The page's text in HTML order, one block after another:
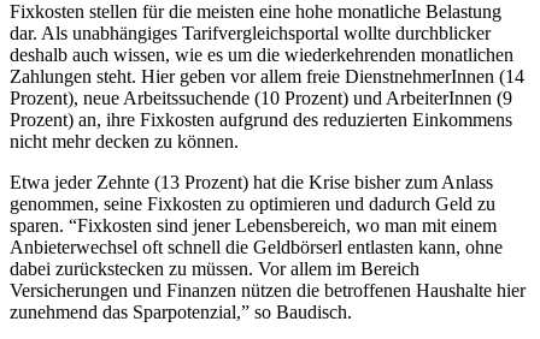
Fixkosten stellen für die meisten eine hohe monatliche Belastung
dar. Als unabhängiges Tarifvergleichsportal wollte durchblicker
deshalb auch wissen, wie es um die wiederkehrenden monatlichen
Zahlungen steht. Hier geben vor allem freie DienstnehmerInnen (14
Prozent), neue Arbeitssuchende (10 Prozent) und ArbeiterInnen (9
Prozent) an, ihre Fixkosten aufgrund des reduzierten Einkommens
nicht mehr decken zu können.
Etwa jeder Zehnte (13 Prozent) hat die Krise bisher zum Anlass
genommen, seine Fixkosten zu optimieren und dadurch Geld zu
sparen. “Fixkosten sind jener Lebensbereich, wo man mit einem
Anbieterwechsel oft schnell die Geldbörserl entlasten kann, ohne
dabei zurückstecken zu müssen. Vor allem im Bereich
Versicherungen und Finanzen nützen die betroffenen Haushalte hier
zunehmend das Sparpotenzial,” so Baudisch.